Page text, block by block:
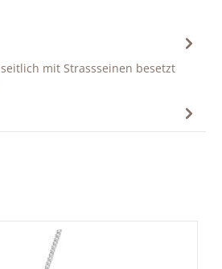
mit Strassseinen besetzt